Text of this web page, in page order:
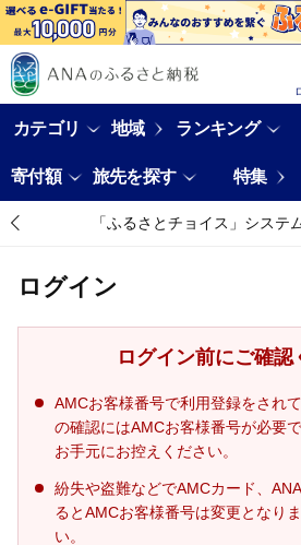
カテゴリ 地域 ランキング
寄付額 旅先を探す 特集
「ふるさとチョイス」システ
ログイン
ログイン前にご確認
AMCお客様番号で利用登録をされ
の確認にはAMCお客様番号が必要
お手元にお控えください。
紛失や盗難などでAMCカード、
るとAMCお客様番号は変更となり
い。